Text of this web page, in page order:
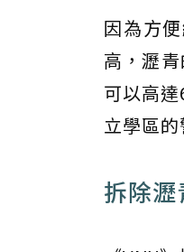
因為方
高，瀝
可以高
立學區
拆除